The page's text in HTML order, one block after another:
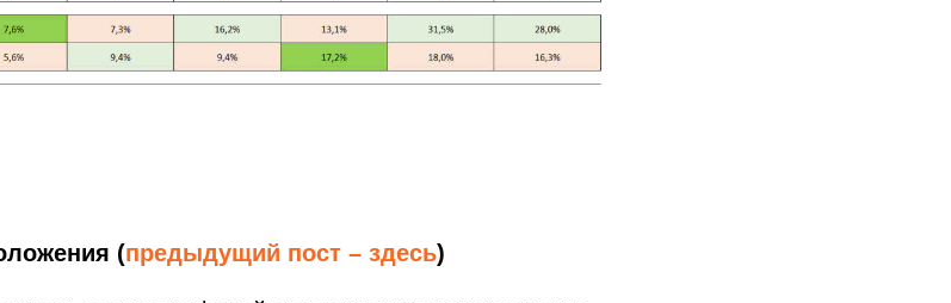
(предыдущий пост – здесь)